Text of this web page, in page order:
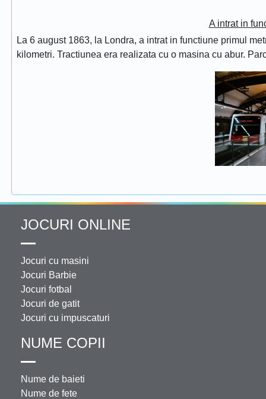
A intrat in
La 6 august 1863, la Londra, a intrat in functiune primul
kilometri. Tractiunea era realizata cu o masina cu abur.
JOCURI ONLINE
Jocuri cu masini
Jocuri Barbie
Jocuri fotbal
Jocuri de gatit
Jocuri cu impuscaturi
NUME COPII
Nume de baieti
Nume de fete